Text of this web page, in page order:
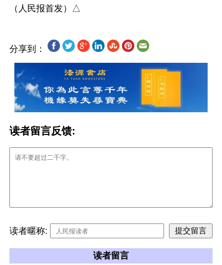
分享到：
读者留言反馈:
读者暱称:
读者留言